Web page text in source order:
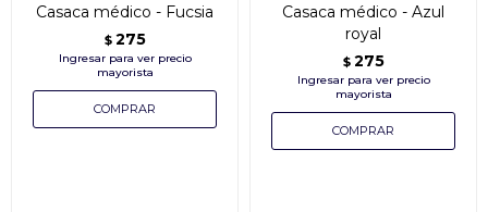
Casaca médico - Fucsia
$ 275
Casaca médico - Azul
royal
$ 275